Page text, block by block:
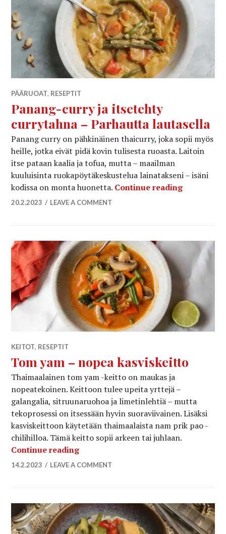
PÄÄRUOAT, RESEPTIT
Panang-curry ja itsetehty
currytahna – Parhautta lautasella
Panang curry on pähkinäinen thaicurry, joka sopii myös
heille, jotka eivät pidä kovin tulisesta ruoasta. Laitoin
itse pataan kaalia ja tofua, mutta – maailman
kuuluisinta ruokapöytäkeskustelua lainatakseni – isäni
kodissa on monta huonetta. Continue readingPanang-
20.2.2023 LEAVE A COMMENT
KEITOT, RESEPTIT
Tom yam – nopea kasviskeitto
Thaimaalainen tom yam -keitto on maukas ja
nopeatekoinen. Keittoon tulee upeita yrttejä –
galangalia, sitruunaruohoa ja limetinlehtiä – mutta
tekoprosessi on itsessään hyvin suoraviivainen. Lisäksi
kasviskeittoon käytetään thaimaalaista nam prik pao -
chilihilloa. Tämä keitto sopii arkeen tai juhlaan.
Continue readingTom yam – nopea kasviskeitto
14.2.2023 LEAVE A COMMENT